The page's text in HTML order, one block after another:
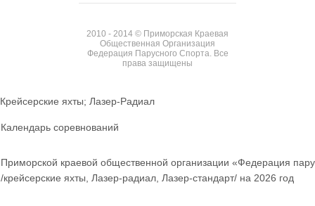
2010 - 2014 © Приморская Краевая
Общественная Организация
Федерация Парусного Спорта. Все
права защищены
Крейсерские яхты; Лазер-Радиал
Календарь соревнований
Приморской краевой общественной организации «Федерация
/крейсерские яхты, Лазер-радиал, Лазер-стандарт/ на 2026 год